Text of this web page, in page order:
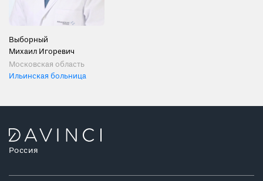
Выборный
Михаил Игоревич
Московская область
Ильинская больница
Россия